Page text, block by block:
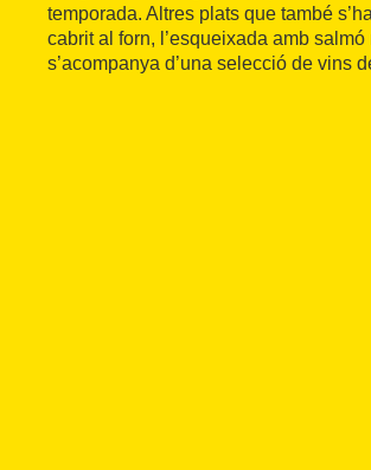
temporada. Altres plats que també
cabrit al forn, l’esqueixada amb
s’acompanya d’una selecció de vins